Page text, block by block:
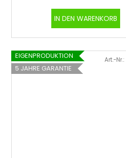
IN DEN WARENKORB
EIGENPRODUKTION
5 JAHRE GARANTIE
Art.-Nr.: